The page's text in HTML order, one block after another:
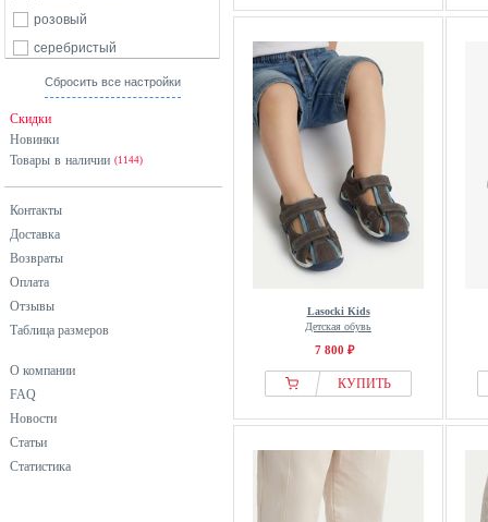
розовый
серебристый
синий
Сбросить все настройки
Скидки
Новинки
Товары в наличии (1144)
Контакты
Доставка
Возвраты
Оплата
Отзывы
Таблица размеров
О компании
FAQ
Новости
Статьи
Статистика
Lasocki Kids
Детская обувь
7 800 ₽
КУПИТЬ